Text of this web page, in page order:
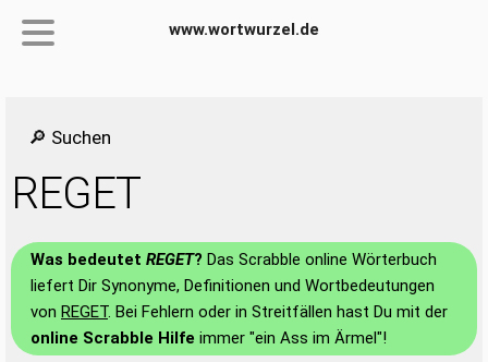
www.wortwurzel.de
🔎 Suchen
REGET
Was bedeutet REGET? Das Scrabble online Wörterbuch
liefert Dir Synonyme, Definitionen und Wortbedeutungen
von REGET. Bei Fehlern oder in Streitfällen hast Du mit der
online Scrabble Hilfe immer "ein Ass im Ärmel"!